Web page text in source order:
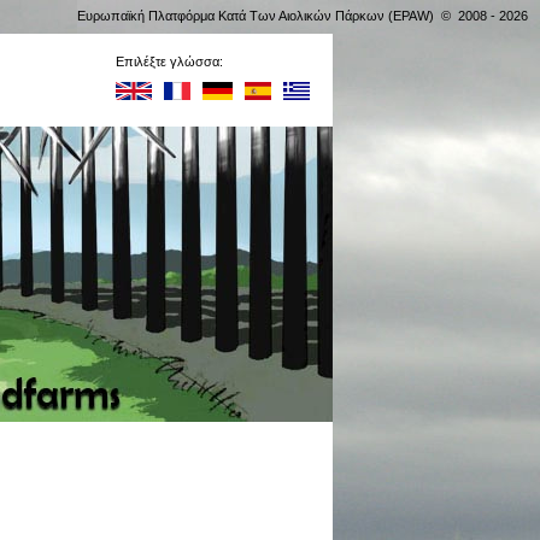
Επιλέξτε γλώσσα:
Ευρωπαϊκή Πλατφόρμα Κατά Των Αιολικών Πάρκων (EPAW) © 2008 - 2026